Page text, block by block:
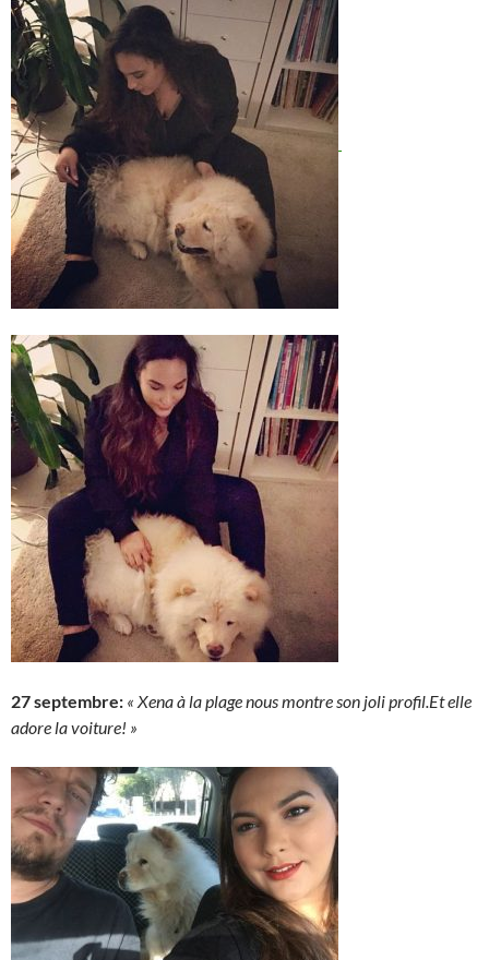
27 septembre: « Xena à la plage nous montre son joli profil.Et elle
adore la voiture! »